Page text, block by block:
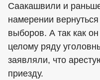
Саакашвили и
намерении
выборов. А так как
целому ряду
заявляли, что
приезду.